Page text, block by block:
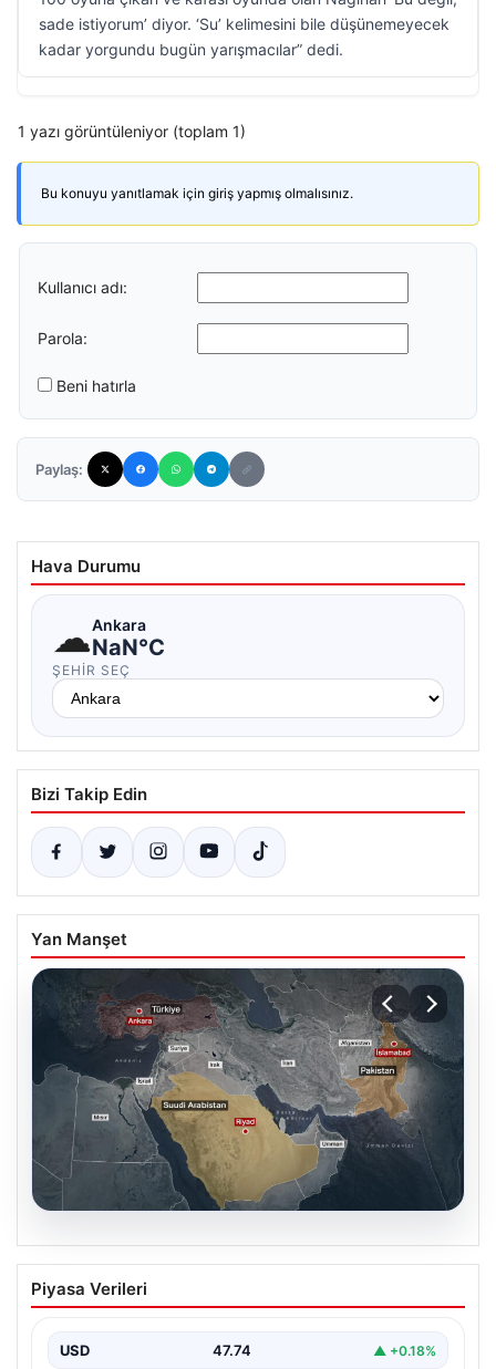
sade istiyorum’ diyor. ‘Su’ kelimesini bile düşünemeyecek
kadar yorgundu bugün yarışmacılar” dedi.
1 yazı görüntüleniyor (toplam 1)
Bu konuyu yanıtlamak için giriş yapmış olmalısınız.
Kullanıcı adı:
Parola:
Beni hatırla
Paylaş:
Hava Durumu
☁Ankara
NaN°C
ŞEHIR SEÇ
Bizi Takip Edin
Yan Manşet
07.08.2026
Mekke Ortak Savunma Antlaşması:
Bölgesel Güvenlik ve İşbirliğinde Yeni
Türkiye, Suudi Arabistan ve Pakistan arasında
Piyasa Verileri
USD 47.74 ▲ +0.18%